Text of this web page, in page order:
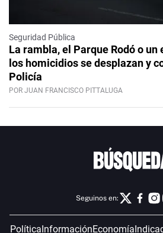
Seguridad Pública
La rambla, el Parque Rodó o
los homicidios se desplazan y
Policía
POR JUAN FRANCISCO PITTALUGA
Seguinos en:
Política InformaciónEconomía